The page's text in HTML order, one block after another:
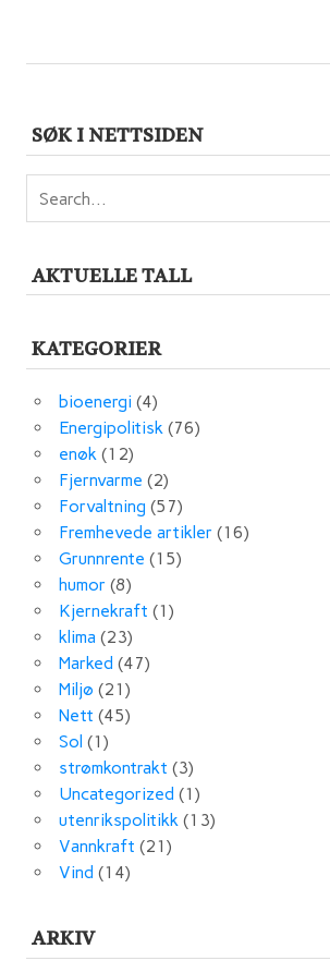
SØK I NETTSIDEN
AKTUELLE TALL
KATEGORIER
bioenergi (4)
Energipolitisk (76)
enøk (12)
Fjernvarme (2)
Forvaltning (57)
Fremhevede artikler (16)
Grunnrente (15)
humor (8)
Kjernekraft (1)
klima (23)
Marked (47)
Miljø (21)
Nett (45)
Sol (1)
strømkontrakt (3)
Uncategorized (1)
utenrikspolitikk (13)
Vannkraft (21)
Vind (14)
ARKIV